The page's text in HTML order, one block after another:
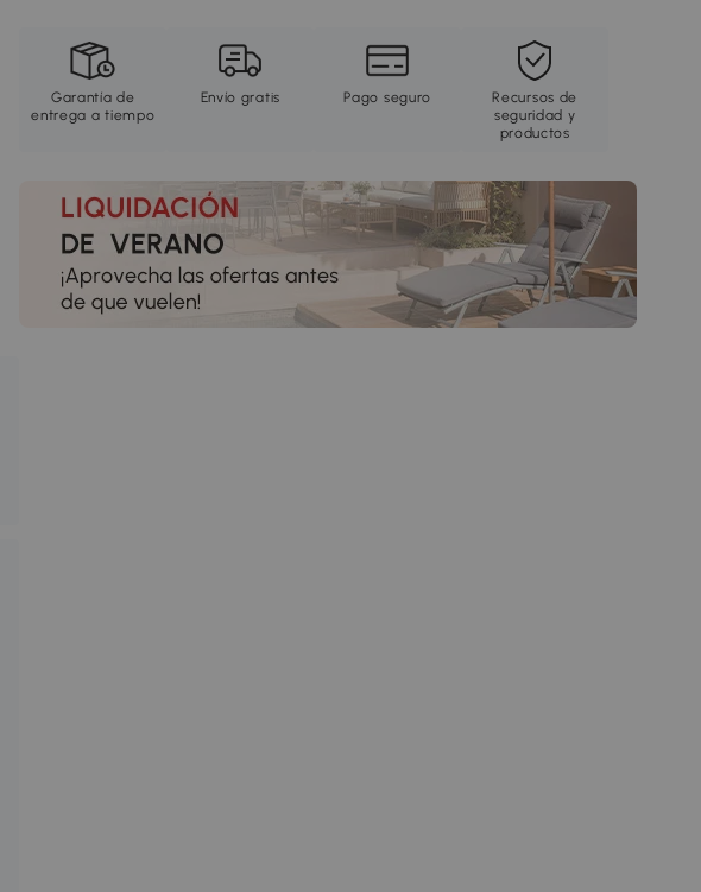
Garantía de
entrega a tiempo
Envío gratis Pago seguro
Recursos de
seguridad y
productos